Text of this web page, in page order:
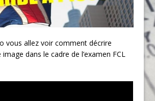
vous allez voir comment décrire
dans le cadre de l’examen FCL